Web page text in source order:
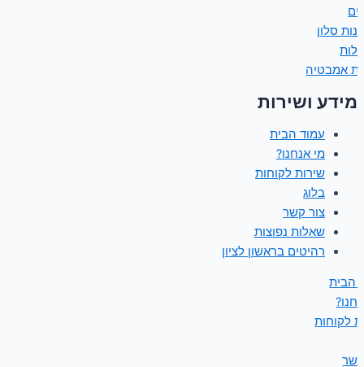
סלון
אמבטיה
מידע ושירות
עמוד הבית
מי אנחנו?
שירות לקוחות
בלוג
צור קשר
שאלות נפוצות
רהיטים בראשון לציון
הבית
לקוחות